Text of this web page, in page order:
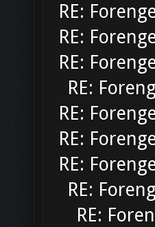
RE:
RE:
RE:
RE:
RE:
RE:
RE:
RE:
RE: